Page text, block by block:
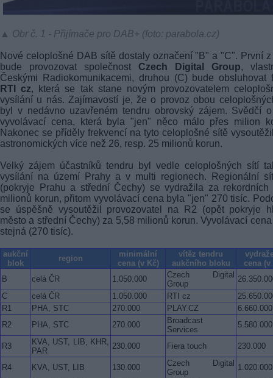
▲ Obr č. 1 - Přijímače pro DAB+ (foto: parabola.cz)
Nové celoplošné DAB sítě dostaly označení "B" a "C". První
bude provozovat společnost Czech Digital Group,
Českými Radiokomunikacemi, druhou (C) bude obsluhovat
RTI cz, která se tak stane novým provozovatelem
vysílání u nás. Zajímavostí je, že o provoz obou
byl v nedávno uzavřeném tendru obrovský zájem. Svědčí
vyvolávací cena, která byla "jen" něco málo přes milion
Nakonec se příděly frekvencí na tyto celoplošné sítě
astronomických více než 26, resp. 25 milionů korun.
Velký zájem účastníků tendru byl vedle celoplošných sítí
vysílání na území Prahy a v multi regionech. Regionální
(pokryje Prahu a střední Čechy) se vydražila za rekordních
milionů korun, přitom vyvolávací cena byla "jen" 270 tisíc.
se úspěšně vysoutěžil provozovatel na R2 (opět pokryje
město a střední Čechy) za 5,58 milionů korun. Vyvolávací
stejná (270 tisíc).
aukční
blok
region
minimální
cena (v Kč)
vítěz tendru
aukčního bloku
cena (v
B
celá ČR 1.050.000
Czech Digital
Group
C
celá ČR 1.050.000 RTI cz
R1
PHA, STC 270.000 PLAY.CZ
6.660.000
R2
PHA, STC 270.000
Broadcast
Services
5.580.000
R3
KVA, UST, LIB, KHR,
PAR
230.000 Fiera touch 230.000
R4 KVA, UST, LIB 130.000
Czech Digital
Group
1.020.000